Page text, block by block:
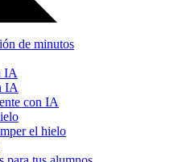
de minutos
IA
IA
con IA
el hielo